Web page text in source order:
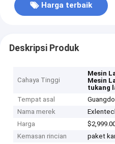
Harga terbaik
Deskripsi Produk
Cahaya Tinggi
Mesin
Mesin
tukang
Tempat asal
Nama merek
Harga
Kemasan rincian
paket